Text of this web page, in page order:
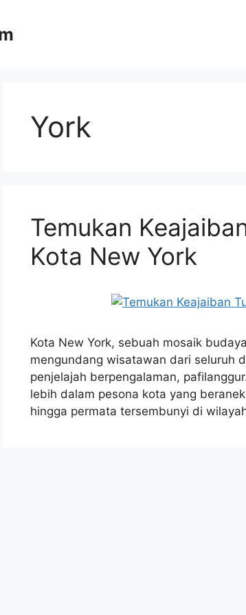
York
Temukan
Kota New York
Kota New York, sebuah mosaik
mengundang wisatawan dari seluruh
penjelajah berpengalaman,
lebih dalam pesona kota yang
hingga permata tersembunyi di